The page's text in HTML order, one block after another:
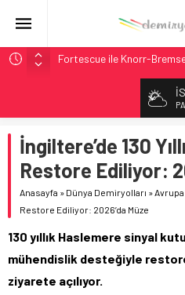
Fortescue ile Knorr-
Stadler, Austin’e 21
9,9 Milyar Dolarlık Mor
Utah’ta 31 Milyon Dolarlık
CRRC, Salvador Metrosu
İmzaladı
İngiltere’de 130
Restore Ediliyor:
Anasayfa » Dünya Demiryolları »Avrupa
Restore Ediliyor: 2026’da Müze
130 yıllık Haslemere sinyal
mühendislik desteğiyle
ziyarete açılıyor.